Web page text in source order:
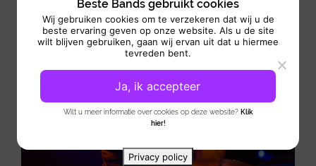
zoekt voor bijvoorbeeld een openingsdans of om als achtergrond
te spelen tijdens het diner, is een DJ de uitgelezen persoon om
om hulp te vragen.
Beste Bands gebruikt cookies
Wij gebruiken cookies om te verzekeren dat wij u de
beste ervaring geven op onze website. Als u de site
wilt blijven gebruiken, gaan wij ervan uit dat u hiermee
tevreden bent.
Wilt u meer informatie over cookies op deze website? Klik
hier!
Ja, ik accepteer
Privacy policy